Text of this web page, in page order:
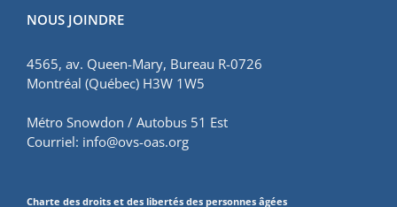
NOUS JOINDRE
4565, av. Queen-Mary, Bureau R-0726
Montréal (Québec) H3W 1W5
Métro Snowdon / Autobus 51 Est
Courriel: info@ovs-oas.org
Charte des droits et des libertés des personnes âgées